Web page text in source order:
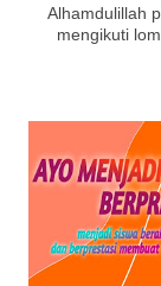
Alhamdulillah
mengikuti